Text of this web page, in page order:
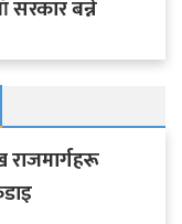
सरकार बन्ने
राजमार्गहरू